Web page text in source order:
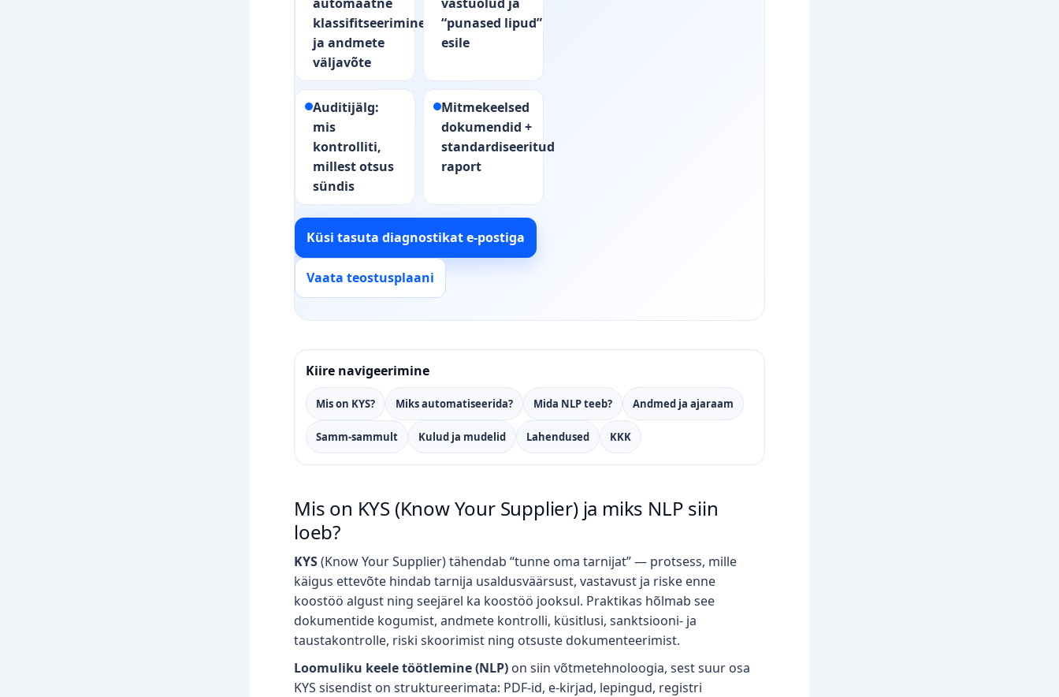
klassifitseerimine
ja andmete
väljavõte
“punased lipud”
esile
Auditijälg:
mis
kontrolliti,
millest otsus
sündis
Mitmekeelsed
dokumendid +
standardiseeritud
raport
Küsi tasuta diagnostikat e‑postiga
Vaata teostusplaani
Kiire navigeerimine
Mis on KYS? Miks automatiseerida? Mida NLP teeb? Andmed ja ajaraam
Samm‑sammult Kulud ja mudelid Lahendused KKK
Mis on KYS (Know Your Supplier) ja miks NLP siin
loeb?
KYS(Know Your Supplier) tähendab “tunne oma tarnijat” — protsess, mille
käigus ettevõte hindab tarnija usaldusväärsust, vastavust ja riske enne
koostöö algust ning seejärel ka koostöö jooksul. Praktikas hõlmab see
dokumentide kogumist, andmete kontrolli, küsitlusi, sanktsiooni‑ ja
taustakontrolle, riski skoorimist ning otsuste dokumenteerimist.
Loomuliku keele töötlemine (NLP) on siin võtmetehnoloogia, sest suur osa
KYS sisendist on struktureerimata: PDF‑id, e‑kirjad, lepingud, registri